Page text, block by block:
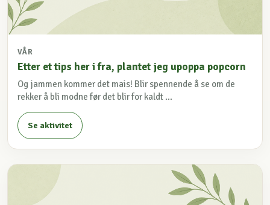
VÅR
Etter et tips her i fra, plantet jeg upoppa popcorn
Og jammen kommer det mais! Blir spennende å se om de
rekker å bli modne før det blir for kaldt ...
Se aktivitet